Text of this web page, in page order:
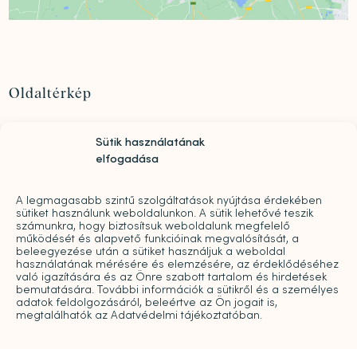
Sütik használatának
elfogadása
A legmagasabb szintű szolgáltatások nyújtása érdekében
sütiket használunk weboldalunkon. A sütik lehetővé teszik
számunkra, hogy biztosítsuk weboldalunk megfelelő
működését és alapvető funkcióinak megvalósítását, a
beleegyezése után a sütiket használjuk a weboldal
használatának mérésére és elemzésére, az érdeklődéséhez
való igazítására és az Önre szabott tartalom és hirdetések
bemutatására. További információk a sütikről és a személyes
adatok feldolgozásáról, beleértve az Ön jogait is,
megtalálhatók az Adatvédelmi tájékoztatóban.
Oldaltérkép
Szolgáltatások
díjazására
Sajtó
Pro bono
Árak
Kapcsolat
Galéria